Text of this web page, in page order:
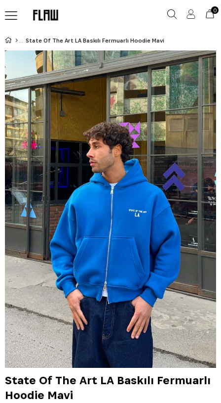
0
State Of The Art LA Baskılı Fermuarlı Hoodie Mavi
State Of The Art LA Baskılı Fermuarlı
Hoodie Mavi